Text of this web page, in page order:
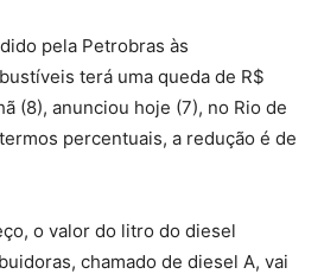
pela Petrobras às
terá uma queda de R$
(8), anunciou hoje (7), no Rio de
percentuais, a redução é de
o valor do litro do diesel
chamado de diesel A, vai